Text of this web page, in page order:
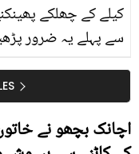
کیلے کے چھلکے
سے پہلے یہ ضرور
سستا اور قدرتی حل
اچانک بچھو نے